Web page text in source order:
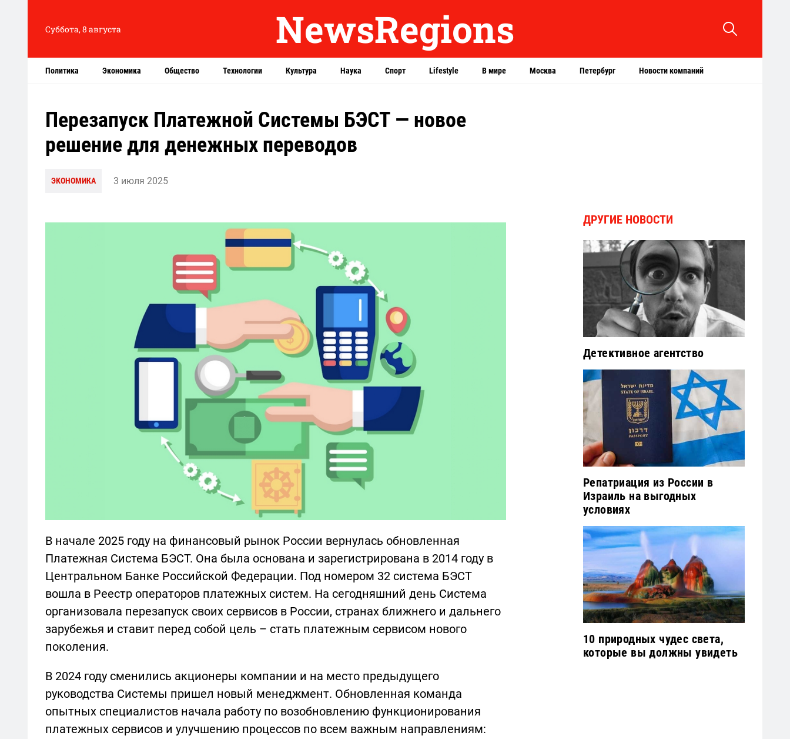
Суббота, 8 августа NewsRegions
Политика Экономика Общество Технологии Культура Наука Спорт Lifestyle В мире Москва Петербург Новости компаний
Перезапуск Платежной Системы БЭСТ — новое
решение для денежных переводов
ЭКОНОМИКА 3 июля 2025
В начале 2025 году на финансовый рынок России вернулась обновленная
Платежная Система БЭСТ. Она была основана и зарегистрирована в 2014 году в
Центральном Банке Российской Федерации. Под номером 32 система БЭСТ
вошла в Реестр операторов платежных систем. На сегодняшний день Система
организовала перезапуск своих сервисов в России, странах ближнего и дальнего
зарубежья и ставит перед собой цель – стать платежным сервисом нового
поколения.
В 2024 году сменились акционеры компании и на место предыдущего
руководства Системы пришел новый менеджмент. Обновленная команда
опытных специалистов начала работу по возобновлению функционирования
платежных сервисов и улучшению процессов по всем важным направлениям:
ДРУГИЕ НОВОСТИ
Детективное агентство
Репатриация из России в
Израиль на выгодных
условиях
10 природных чудес света,
которые вы должны увидеть